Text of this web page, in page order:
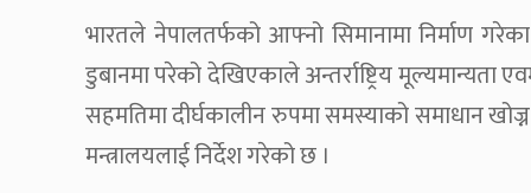
भारतले नेपालतर्फको आफ्नो सिमानामा निर्माण
डुबानमा परेको देखिएकाले अन्तर्राष्ट्रिय
सहमतिमा दीर्घकालीन रुपमा समस्याको समाधान खोज्न
मन्त्रालयलाई निर्देश गरेको छ ।